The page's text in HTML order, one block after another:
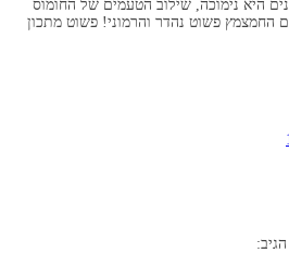
היא נימוכה, שילוב הטעמים של החומוס
החמצמץ פשוט נהדר והרמוני! פשוט מתכון
הגיב: